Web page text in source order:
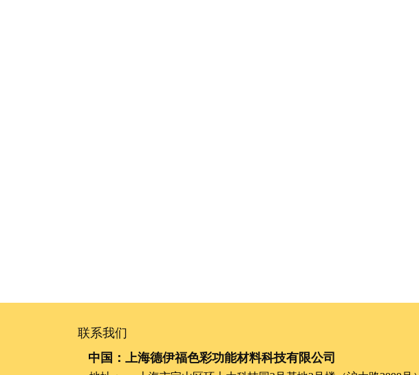
联系我们
中国：上海德伊福色彩功能材料科技有限公司